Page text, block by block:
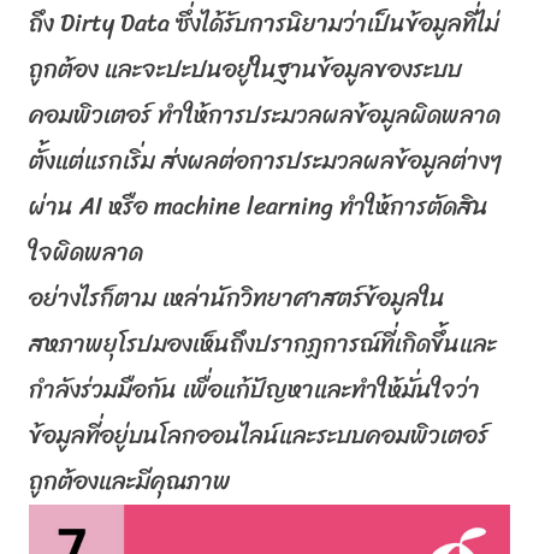
ถึงDirty Dataซึ่งได้รับการนิยามว่าเป็นข้อมูลที่ไม่
ถูกต้อง และจะปะปนอยู่ในฐานข้อมูลของระบบ
คอมพิวเตอร์ ทำให้การประมวลผลข้อมูลผิดพลาด
ตั้งแต่แรกเริ่ม ส่งผลต่อการประมวลผลข้อมูลต่างๆ
ผ่านAIหรือmachine learningทำให้การตัดสิน
ใจผิดพลาด
อย่างไรก็ตาม เหล่านักวิทยาศาสตร์ข้อมูลใน
สหภาพยุโรปมองเห็นถึงปรากฏการณ์ที่เกิดขึ้นและ
กำลังร่วมมือกัน เพื่อแก้ปัญหาและทำให้มั่นใจว่า
ข้อมูลที่อยู่บนโลกออนไลน์และระบบคอมพิวเตอร์
ถูกต้องและมีคุณภาพ